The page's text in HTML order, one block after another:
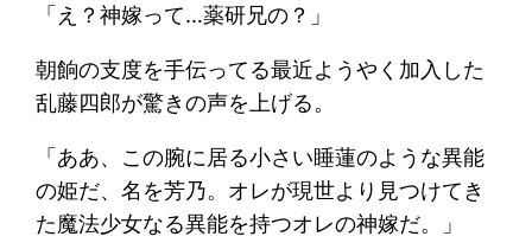
「え？神嫁って…薬研兄の？」
朝餉の支度を手伝ってる最近ようやく加入した
乱藤四郎が驚きの声を上げる。
「ああ、この腕に居る小さい睡蓮のような異能
の姫だ、名を芳乃。オレが現世より見つけてき
た魔法少女なる異能を持つオレの神嫁だ。」